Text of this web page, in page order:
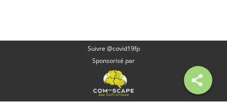
Suivre @covid19fp
Sponsorisé par